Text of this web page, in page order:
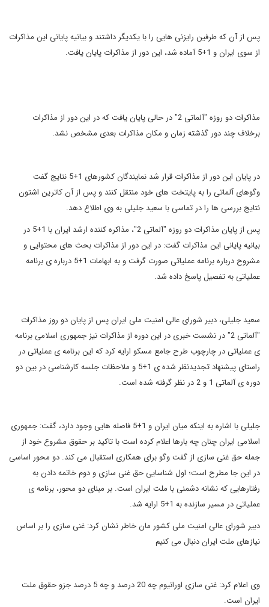
پس از آن که طرفین رایزنی هایی را با یکدیگر داشتند و بیانیه پایانی این مذاکرات
از سوی ایران و 1+5 آماده شد، این دور از مذاکرات پایان یافت.
مذاکرات دو روزه "آلماتی 2" در حالی پایان یافت که در این دور از مذاکرات
برخلاف چند دور گذشته زمان و مکان مذاکرات بعدی مشخص نشد.
در پایان این دور از مذاکرات قرار شد نمایندگان کشورهای 1+5 نتایج گفت
وگوهای آلماتی را به پایتخت های خود منتقل کنند و پس از آن کاترین اشتون
نتایج بررسی ها را در تماسی با سعید جلیلی به وی اطلاع دهد.
پس از پایان مذاکرات دو روزه "آلماتی 2"، مذاکره کننده ارشد ایران با 1+5 در
بیانیه پایانی این مذاکرات گفت: در این دور از مذاکرات بحث های محتوایی و
مشروح درباره برنامه عملیاتی صورت گرفت و به ابهامات 1+5 درباره ی برنامه
عملیاتی به تفصیل پاسخ داده شد.
سعید جلیلی، دبیر شورای عالی امنیت ملی ایران پس از پایان دو روز مذاکرات
"آلماتی 2" در نشست خبری در این دوره از مذاکرات نیز جمهوری اسلامی برنامه
ی عملیاتی در چارچوب طرح جامع مسکو ارایه کرد که این برنامه ی عملیاتی در
راستای پیشنهاد تجدیدنظر شده ی 1+5 و ملاحظات جلسه کارشناسی در بین دو
دوره ی آلماتی 1 و 2 در نظر گرفته شده است.
جلیلی با اشاره به اینکه میان ایران و 1+5 فاصله هایی وجود دارد، گفت: جمهوری
اسلامی ایران چنان چه بارها اعلام کرده است با تاکید بر حقوق مشروع خود از
جمله حق غنی سازی از گفت وگو برای همکاری استقبال می کند. دو محور اساسی
در این جا مطرح است؛ اول شناسایی حق غنی سازی و دوم خاتمه دادن به
رفتارهایی که نشانه دشمنی با ملت ایران است. بر مبنای دو محور، برنامه ی
عملیاتی در مسیر سازنده به 1+5 ارایه شد.
دبیر شورای عالی امنیت ملی کشور مان خاطر نشان کرد: غنی سازی را بر اساس
نیازهای ملت ایران دنبال می کنیم
وی اعلام کرد: غنی سازی اورانیوم چه 20 درصد و چه 5 درصد جزو حقوق ملت
ایران است.